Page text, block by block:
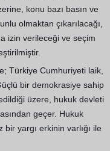
konu bazı basın ve
olmaktan çıkarılacağı,
izin verileceği ve seçim
Türkiye Cumhuriyeti laik,
bir demokrasiye sahip
üzere, hukuk devleti
geçer. Hukuk
yargı erkinin varlığı ile